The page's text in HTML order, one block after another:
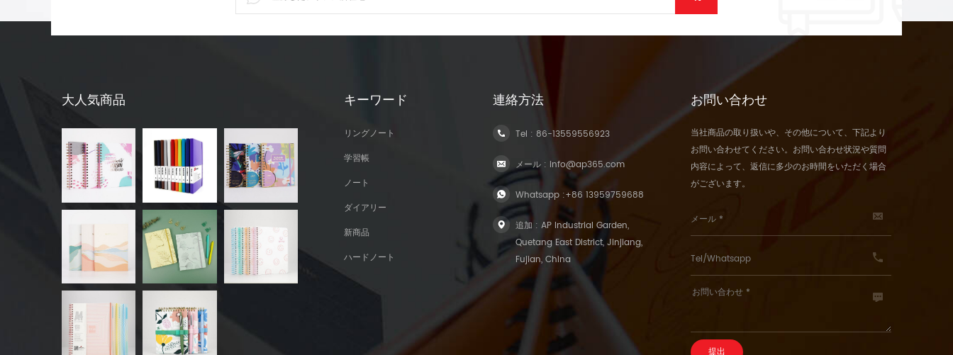
大人気商品 キーワード
リングノート
学習帳
ノート
ダイアリー
新商品
ハードノート
連絡方法
Tel :86-13559556923
メール : info@ap365.com
Whatsapp :+86 13959759688
追加 : AP Industrial Garden,
Quetang East District, Jinjiang,
Fujian, China
お問い合わせ
当社商品の取り扱いや、その他について、下記より
お問い合わせてください。お問い合わせ状況や質問
内容によって、返信に多少のお時間をいただく場合
がございます。